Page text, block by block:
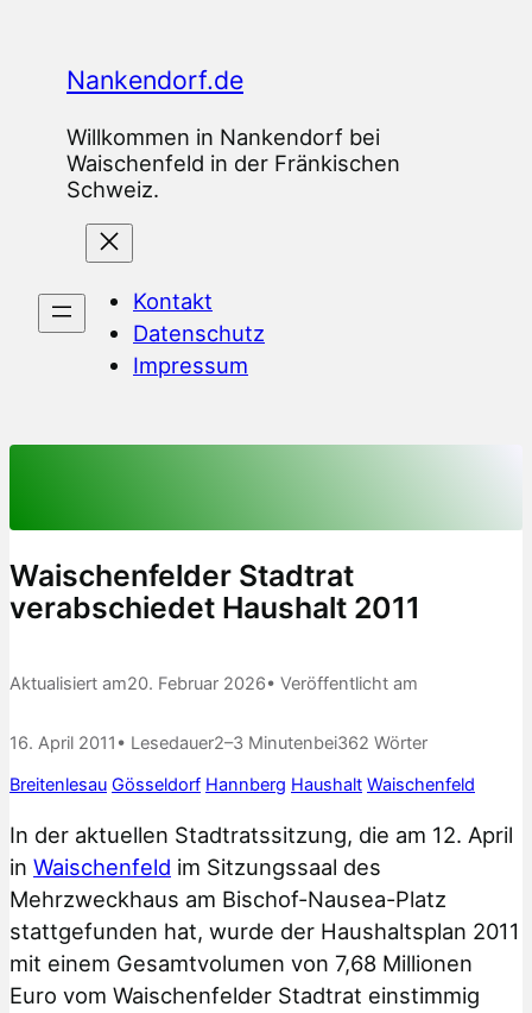
springenNankendorf.de
Willkommen in Nankendorf bei
Waischenfeld in der Fränkischen
Schweiz.
Kontakt
Datenschutz
Impressum
Waischenfelder Stadtrat
verabschiedet Haushalt 2011
Aktualisiert am20. Februar 2026• Veröffentlicht am
16. April 2011 • Lesedauer2–3 Minutenbei362 Wörter
Breitenlesau Gösseldorf Hannberg Haushalt Waischenfeld
In der aktuellen Stadtratssitzung, die am 12. April
in Waischenfeld im Sitzungssaal des
Mehrzweckhaus am Bischof-Nausea-Platz
stattgefunden hat, wurde der Haushaltsplan 2011
mit einem Gesamtvolumen von 7,68 Millionen
Euro vom Waischenfelder Stadtrat einstimmig